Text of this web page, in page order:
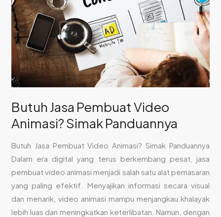
Butuh Jasa Pembuat Video
Animasi? Simak Panduannya
Butuh Jasa Pembuat Video Animasi? Simak Panduannya
Dalam era digital yang terus berkembang pesat, jasa
pembuat video animasi menjadi salah satu alat pemasaran
yang paling efektif. Menyajikan informasi secara visual
dan menarik, video animasi mampu menjangkau khalayak
lebih luas dan meningkatkan keterlibatan. Namun, dengan